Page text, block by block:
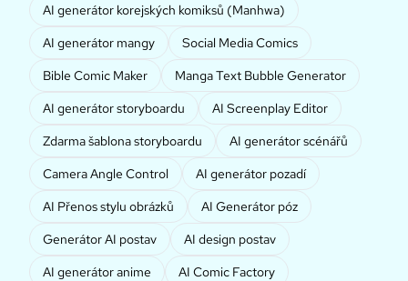
AI generátor korejských komiksů (Manhwa)
AI generátor mangy
Social Media Comics
Bible Comic Maker
Manga Text Bubble Generator
AI generátor storyboardu
AI Screenplay Editor
Zdarma šablona storyboardu
AI generátor scénářů
Camera Angle Control
AI generátor pozadí
AI Přenos stylu obrázků
AI Generátor póz
Generátor AI postav
AI design postav
AI generátor anime
AI Comic Factory